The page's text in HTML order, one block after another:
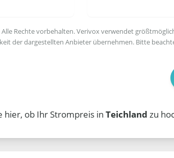
Rechte vorbehalten. Verivox verwendet
der dargestellten Anbieter übernehmen. Bitte
hier, ob Ihr Strompreis in Teichland zu